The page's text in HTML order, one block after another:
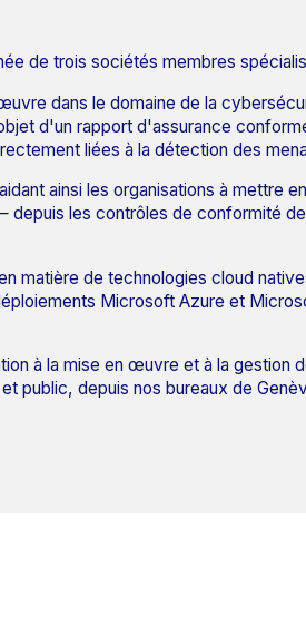
de trois sociétés membres
dans le domaine de la
d'un rapport d'assurance
liées à la détection des
ainsi les organisations à mettre
les contrôles de conformité
matière de technologies cloud
Microsoft Azure et
à la mise en œuvre et à la gestion
public, depuis nos bureaux de